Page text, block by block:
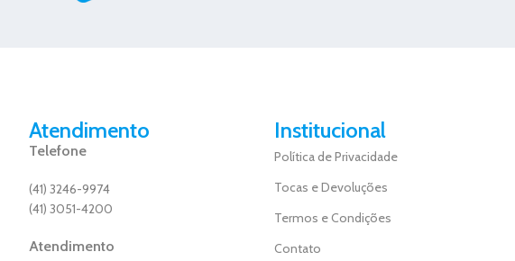
Atendimento
Telefone
(41) 3246-9974
(41) 3051-4200
Atendimento
Institucional
Política de Privacidade
Tocas e Devoluções
Termos e Condições
Contato